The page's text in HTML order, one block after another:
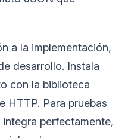
a la implementación,
desarrollo. Instala
con la biblioteca
HTTP. Para pruebas
perfectamente,